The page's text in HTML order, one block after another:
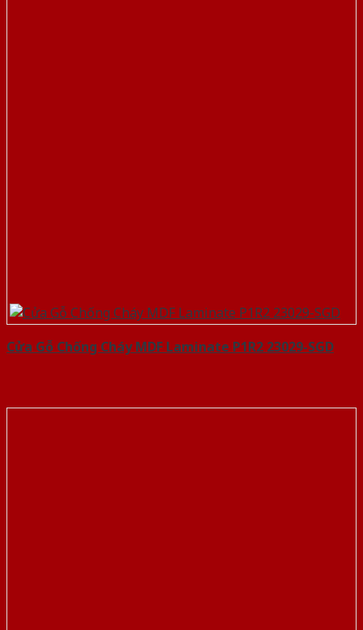
Cửa Gỗ Chống Cháy MDF Laminate P1R2 23029-SGD